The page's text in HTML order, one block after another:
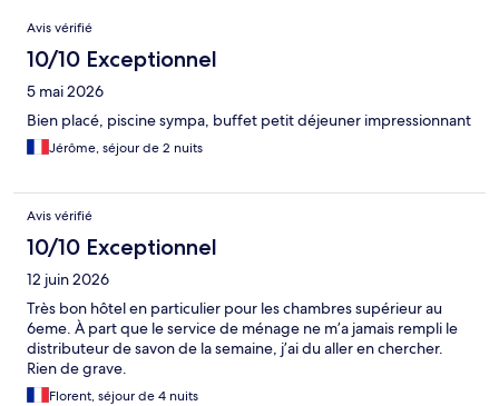
Avis
Avis vérifié
10/10 Exceptionnel
5 mai 2026
Bien placé, piscine sympa, buffet petit déjeuner impressionnant
Jérôme, séjour de 2 nuits
Avis vérifié
10/10 Exceptionnel
12 juin 2026
Très bon hôtel en particulier pour les chambres supérieur au
6eme. À part que le service de ménage ne m’a jamais rempli le
distributeur de savon de la semaine, j’ai du aller en chercher.
Rien de grave.
Florent, séjour de 4 nuits